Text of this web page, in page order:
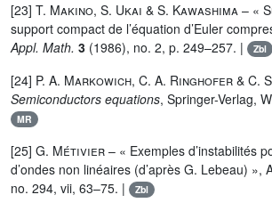
[23] T. Makino, S. Ukai & S. Kawashima – «
support compact de l’équation d’Euler
Appl. Math. 3 (1986), no. 2, p. 249–257. | Zbl
[24] P. A. Markowich, C. A. Ringhofer & C.
Semiconductors equations, Springer-Verlag,
MR
[25] G. Métivier – « Exemples d’instabilités
d’ondes non linéaires (d’après G. Lebeau) »,
no. 294, vii, 63–75. |
Zbl